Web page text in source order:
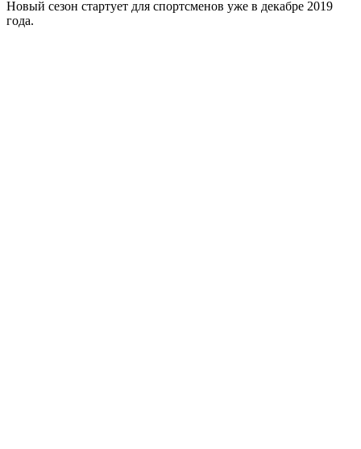
Новый сезон стартует для спортсменов уже в декабре 2019
года.